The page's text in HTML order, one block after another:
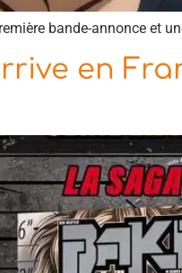
bande-annonce et
en